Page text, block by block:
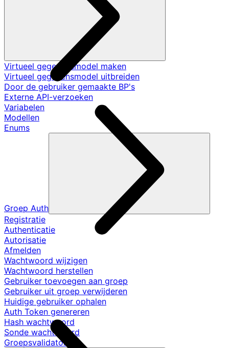
Virtueel gegevensmodel maken
Virtueel gegevensmodel uitbreiden
Door de gebruiker gemaakte BP's
Externe API-verzoeken
Variabelen
Modellen
Enums
Groep Auth
Registratie
Authenticatie
Autorisatie
Afmelden
Wachtwoord wijzigen
Wachtwoord herstellen
Gebruiker toevoegen aan groep
Gebruiker uit groep verwijderen
Huidige gebruiker ophalen
Auth Token genereren
Hash wachtwoord
Sonde wachtwoord
Groepsvalidators